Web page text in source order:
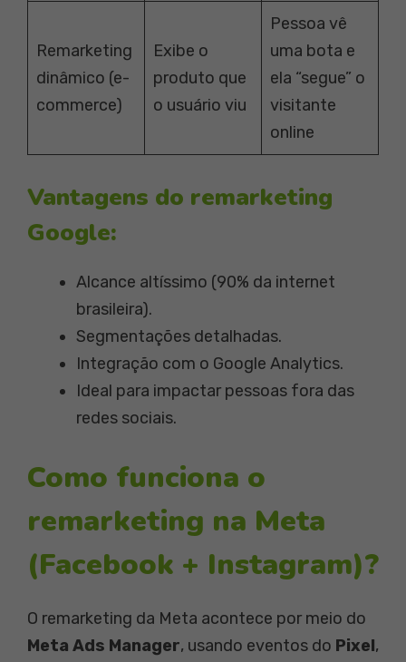
Remarketing
dinâmico (e-
commerce)
Exibe o
produto que
o usuário viu
Pessoa vê
uma bota e
ela “segue” o
visitante
online
Vantagens do remarketing
Google:
Alcance altíssimo (90% da internet
brasileira).
Segmentações detalhadas.
Integração com o Google Analytics.
Ideal para impactar pessoas fora das
redes sociais.
Como funciona o
remarketing na Meta
(Facebook + Instagram)?
O remarketing da Meta acontece por meio do
Meta Ads Manager, usando eventos do Pixel,